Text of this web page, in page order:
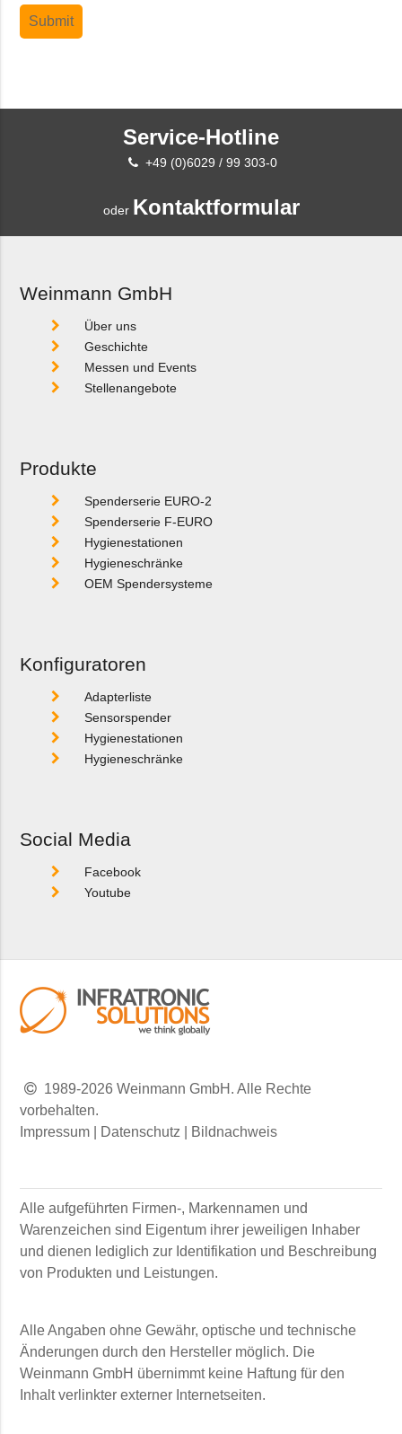
Service-Hotline
+49 (0)6029 / 99 303-0
oder Kontaktformular
Weinmann GmbH
Über uns
Geschichte
Messen und Events
Stellenangebote
Produkte
Spenderserie EURO-2
Spenderserie F-EURO
Hygienestationen
Hygieneschränke
OEM Spendersysteme
Konfiguratoren
Adapterliste
Sensorspender
Hygienestationen
Hygieneschränke
Social Media
Facebook
Youtube
1989-2026 Weinmann GmbH. Alle Rechte
vorbehalten.
Impressum
Datenschutz Bildnachweis
Alle aufgeführten Firmen-, Markennamen und
Warenzeichen sind Eigentum ihrer jeweiligen Inhaber
und dienen lediglich zur Identifikation und Beschreibung
von Produkten und Leistungen.
Alle Angaben ohne Gewähr, optische und technische
Änderungen durch den Hersteller möglich. Die
Weinmann GmbH übernimmt keine Haftung für den
Inhalt verlinkter externer Internetseiten.